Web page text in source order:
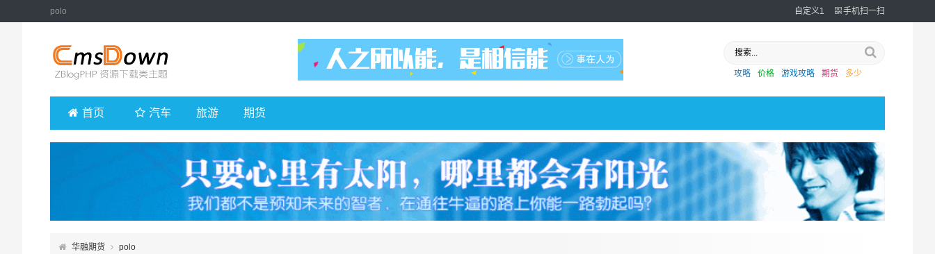
polo 自定义1 手机扫一扫
攻略 价格 游戏攻略 期货 多少
首页 汽车 旅游 期货
华融期货 polo